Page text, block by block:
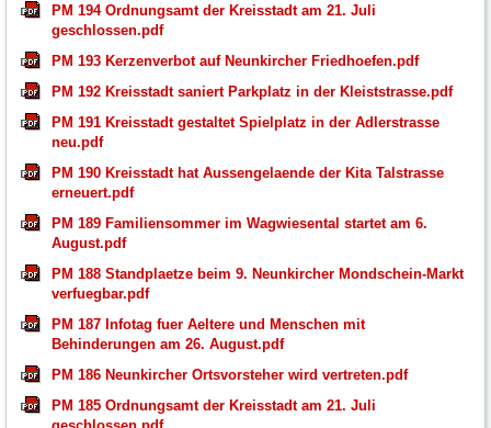
PM 194 Ordnungsamt der Kreisstadt am 21. Juli
geschlossen.pdf
PM 193 Kerzenverbot auf Neunkircher Friedhoefen.pdf
PM 192 Kreisstadt saniert Parkplatz in der Kleiststrasse.pdf
PM 191 Kreisstadt gestaltet Spielplatz in der Adlerstrasse
neu.pdf
PM 190 Kreisstadt hat Aussengelaende der Kita Talstrasse
erneuert.pdf
PM 189 Familiensommer im Wagwiesental startet am 6.
August.pdf
PM 188 Standplaetze beim 9. Neunkircher Mondschein-Markt
verfuegbar.pdf
PM 187 Infotag fuer Aeltere und Menschen mit
Behinderungen am 26. August.pdf
PM 186 Neunkircher Ortsvorsteher wird vertreten.pdf
PM 185 Ordnungsamt der Kreisstadt am 21. Juli